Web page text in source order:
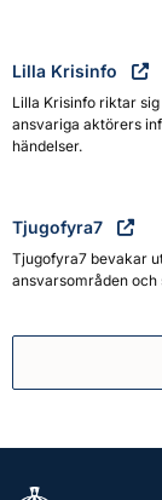
Lilla Krisinfo
Lilla Krisinfo riktar
ansvariga aktörers
händelser.
Tjugofyra7
Tjugofyra7 bevakar
ansvarsområden och